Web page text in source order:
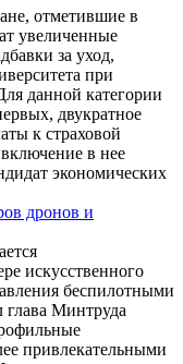
отметившие в
увеличенные
за уход,
при
данной категории
двукратное
к страховой
в нее
экономических
дронов и
искусственного
беспилотными
Минтруда
привлекательными